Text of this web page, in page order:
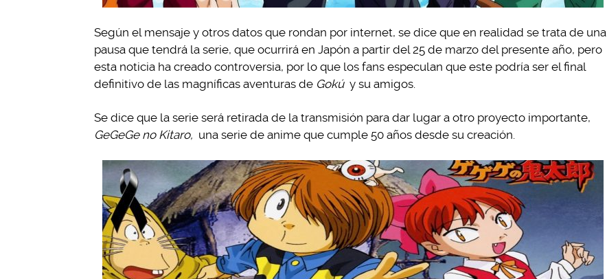
Según el mensaje y otros datos que rondan por internet, se dice que en realidad se trata de una
pausa que tendrá la serie, que ocurrirá en Japón a partir del 25 de marzo del presente año, pero
esta noticia ha creado controversia, por lo que los fans especulan que este podría ser el final
definitivo de las magníficas aventuras de Gokú y su amigos.
Se dice que la serie será retirada de la transmisión para dar lugar a otro proyecto importante,
GeGeGe no Kitaro, una serie de anime que cumple 50 años desde su creación.